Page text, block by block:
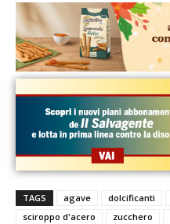
TAGS agave dolcificanti
sciroppo d'acero
zucchero